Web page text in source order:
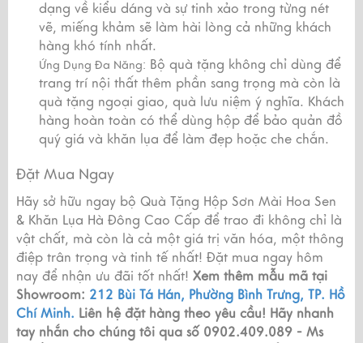
dạng về kiểu dáng và sự tinh xảo trong từng nét
vẽ, miếng khảm sẽ làm hài lòng cả những khách
hàng khó tính nhất.
Ứng Dụng Đa Năng: Bộ quà tặng không chỉ dùng để
trang trí nội thất thêm phần sang trọng mà còn là
quà tặng ngoại giao, quà lưu niệm ý nghĩa. Khách
hàng hoàn toàn có thể dùng hộp để bảo quản đồ
quý giá và khăn lụa để làm đẹp hoặc che chắn.
Đặt Mua Ngay
Hãy sở hữu ngay bộ Quà Tặng Hộp Sơn Mài Hoa Sen
& Khăn Lụa Hà Đông Cao Cấp để trao đi không chỉ là
vật chất, mà còn là cả một giá trị văn hóa, một thông
điệp trân trọng và tinh tế nhất! Đặt mua ngay hôm
nay để nhận ưu đãi tốt nhất! Xem thêm mẫu mã tại
Showroom: 212 Bùi Tá Hán, Phường Bình Trưng, TP. Hồ
Chí Minh. Liên hệ đặt hàng theo yêu cầu! Hãy nhanh
tay nhắn cho chúng tôi qua số 0902.409.089 - Ms